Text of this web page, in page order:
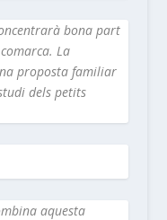
bona part
La
proposta familiar
dels petits
aquesta